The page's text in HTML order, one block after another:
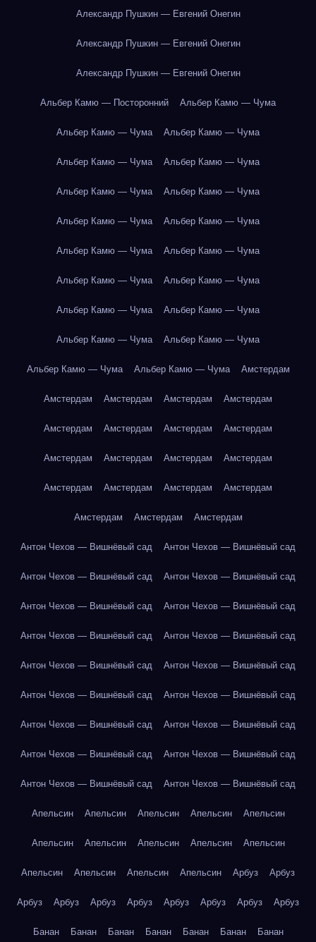
Александр Пушкин — Евгений Онегин
Александр Пушкин — Евгений Онегин
Александр Пушкин — Евгений Онегин
Альбер Камю — Посторонний Альбер Камю — Чума
Альбер Камю — Чума Альбер Камю — Чума
Альбер Камю — Чума Альбер Камю — Чума
Альбер Камю — Чума Альбер Камю — Чума
Альбер Камю — Чума Альбер Камю — Чума
Альбер Камю — Чума Альбер Камю — Чума
Альбер Камю — Чума Альбер Камю — Чума
Альбер Камю — Чума Альбер Камю — Чума
Альбер Камю — Чума Альбер Камю — Чума
Альбер Камю — Чума Альбер Камю — Чума Амстердам
Амстердам Амстердам Амстердам Амстердам
Амстердам Амстердам Амстердам Амстердам
Амстердам Амстердам Амстердам Амстердам
Амстердам Амстердам Амстердам Амстердам
Амстердам Амстердам Амстердам
Антон Чехов — Вишнёвый сад Антон Чехов — Вишнёвый сад
Антон Чехов — Вишнёвый сад Антон Чехов — Вишнёвый сад
Антон Чехов — Вишнёвый сад Антон Чехов — Вишнёвый сад
Антон Чехов — Вишнёвый сад Антон Чехов — Вишнёвый сад
Антон Чехов — Вишнёвый сад Антон Чехов — Вишнёвый сад
Антон Чехов — Вишнёвый сад Антон Чехов — Вишнёвый сад
Антон Чехов — Вишнёвый сад Антон Чехов — Вишнёвый сад
Антон Чехов — Вишнёвый сад Антон Чехов — Вишнёвый сад
Антон Чехов — Вишнёвый сад Антон Чехов — Вишнёвый сад
Апельсин Апельсин Апельсин Апельсин Апельсин
Апельсин Апельсин Апельсин Апельсин Апельсин
Апельсин Апельсин Апельсин Апельсин Арбуз Арбуз
Арбуз Арбуз Арбуз Арбуз Арбуз Арбуз Арбуз Арбуз
Банан Банан Банан Банан Банан Банан Банан